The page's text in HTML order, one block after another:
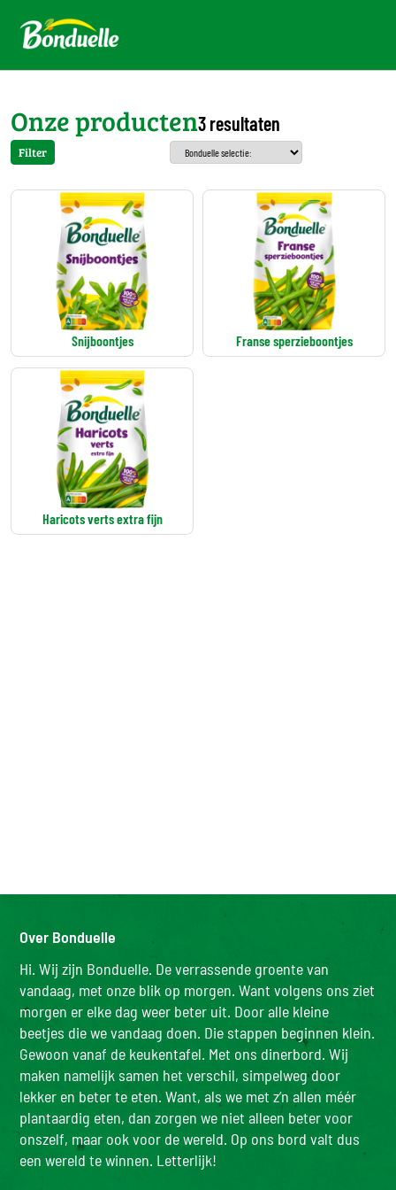
Onze producten3 resultaten
Filter
Snijboontjes Franse sperzieboontjes
Haricots verts extra fijn
Over Bonduelle
Hi. Wij zijn Bonduelle. De verrassende groente van
vandaag, met onze blik op morgen. Want volgens ons ziet
morgen er elke dag weer beter uit. Door alle kleine
beetjes die we vandaag doen. Die stappen beginnen klein.
Gewoon vanaf de keukentafel. Met ons dinerbord. Wij
maken namelijk samen het verschil, simpelweg door
lekker en beter te eten. Want, als we met z’n allen méér
plantaardig eten, dan zorgen we niet alleen beter voor
onszelf, maar ook voor de wereld. Op ons bord valt dus
een wereld te winnen. Letterlijk!